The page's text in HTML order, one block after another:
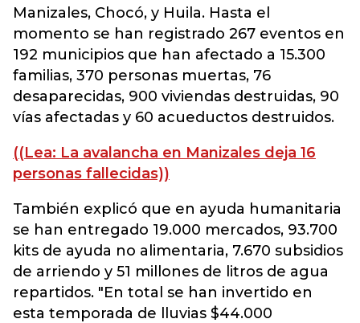
Manizales, Chocó, y Huila. Hasta el
momento se han registrado 267 eventos en
192 municipios que han afectado a 15.300
familias, 370 personas muertas, 76
desaparecidas, 900 viviendas destruidas, 90
vías afectadas y 60 acueductos destruidos.
((Lea: La avalancha en Manizales deja 16
personas fallecidas))
También explicó que en ayuda humanitaria
se han entregado 19.000 mercados, 93.700
kits de ayuda no alimentaria, 7.670 subsidios
de arriendo y 51 millones de litros de agua
repartidos. "En total se han invertido en
esta temporada de lluvias $44.000